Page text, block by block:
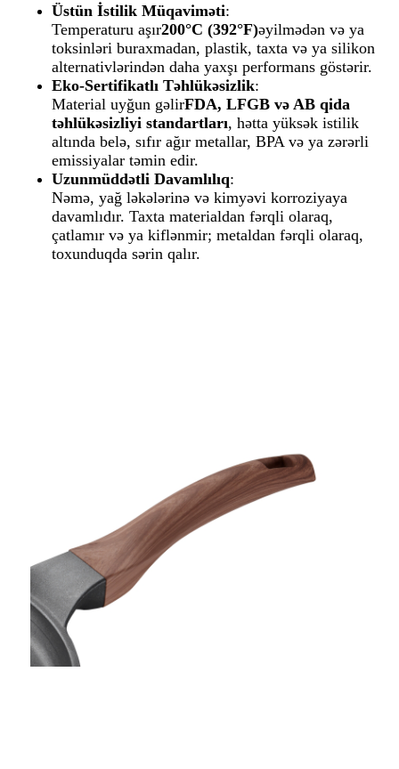
Üstün İstilik Müqaviməti:
Temperaturu aşır200°C (392°F)əyilmədən və ya
toksinləri buraxmadan, plastik, taxta və ya silikon
alternativlərindən daha yaxşı performans göstərir.
Eko-Sertifikatlı Təhlükəsizlik:
Material uyğun gəlirFDA, LFGB və AB qida
təhlükəsizliyi standartları, hətta yüksək istilik
altında belə, sıfır ağır metallar, BPA və ya zərərli
emissiyalar təmin edir.
Uzunmüddətli Davamlılıq:
Nəmə, yağ ləkələrinə və kimyəvi korroziyaya
davamlıdır. Taxta materialdan fərqli olaraq,
çatlamır və ya kiflənmir; metaldan fərqli olaraq,
toxunduqda sərin qalır.